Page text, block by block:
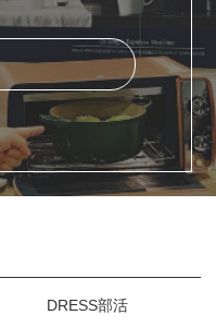
DRESS部活